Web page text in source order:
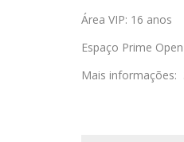
Área VIP: 16 anos
Espaço Prime
Mais informações: